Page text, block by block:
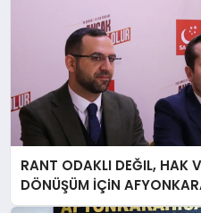
RANT ODAKLI DEĞIL, HAK
DÖNÜŞÜM İÇiN